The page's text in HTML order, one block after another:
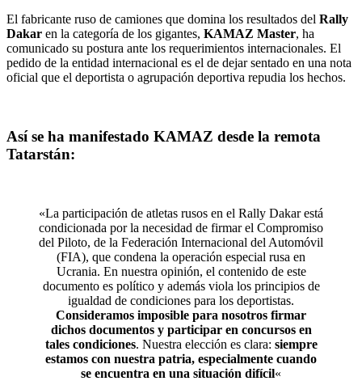
El fabricante ruso de camiones que domina los resultados del Rally
Dakar en la categoría de los gigantes, KAMAZ Master, ha
comunicado su postura ante los requerimientos internacionales. El
pedido de la entidad internacional es el de dejar sentado en una nota
oficial que el deportista o agrupación deportiva repudia los hechos.
Así se ha manifestado KAMAZ desde la remota
Tatarstán:
«La participación de atletas rusos en el Rally Dakar está
condicionada por la necesidad de firmar el Compromiso
del Piloto, de la Federación Internacional del Automóvil
(FIA), que condena la operación especial rusa en
Ucrania. En nuestra opinión, el contenido de este
documento es político y además viola los principios de
igualdad de condiciones para los deportistas.
Consideramos imposible para nosotros firmar
dichos documentos y participar en concursos en
tales condiciones. Nuestra elección es clara: siempre
estamos con nuestra patria, especialmente cuando
se encuentra en una situación difícil«